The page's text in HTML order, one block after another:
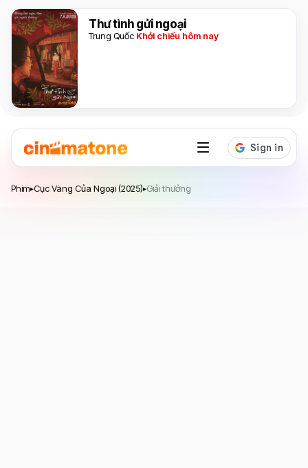
Thư tình gửi ngoại
Trung Quốc Khởi chiếu hôm nay
Phim▸Cục Vàng Của Ngoại (2025)▸Giải thưởng